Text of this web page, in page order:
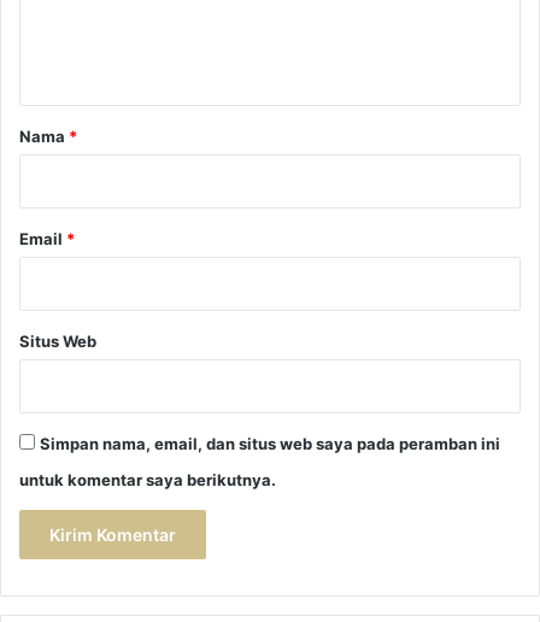
rNama *
Email *
Situs Web
Simpan nama, email, dan situs web saya pada peramban ini
untuk komentar saya berikutnya.